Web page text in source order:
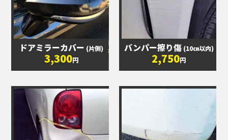
ドアミラーカバー (片側)
3,300円
バンパー擦り傷 (10㎝以内)
2,750円